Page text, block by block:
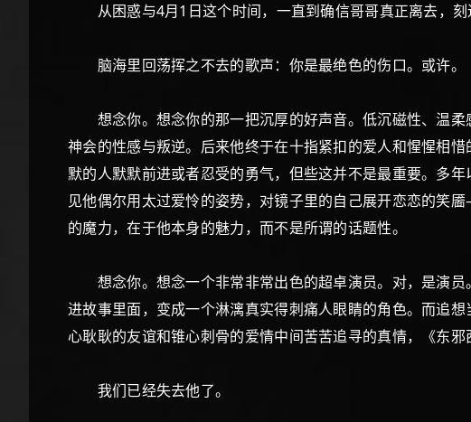
从困惑与4月1日这个时间，一直到确信哥哥真正离去，刻
脑海里回荡挥之不去的歌声：你是最绝色的伤口。或许。
想念你。想念你的那一把沉厚的好声音。低沉磁性、温柔
神会的性感与叛逆。后来他终于在十指紧扣的爱人和惺惺相
默的人默默前进或者忍受的勇气，但些这并不是最重要。多
见他偶尔用太过爱怜的姿势，对镜子里的自己展开恋恋的
的魔力，在于他本身的魅力，而不是所谓的话题性。
想念你。想念一个非常非常出色的超卓演员。对，是演员
进故事里面，变成一个淋漓真实得刺痛人眼睛的角色。而追
心耿耿的友谊和锥心刺骨的爱情中间苦苦追寻的真情，《东
我们已经失去他了。